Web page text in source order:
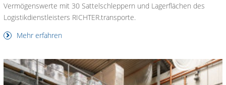
Vermögenswerte mit 30 Sattelschleppern und Lagerflächen des
Logistikdienstleisters RICHTER.transporte.
Mehr erfahren